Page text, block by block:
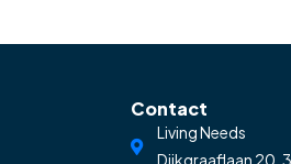
Contact
Living Needs
Dijkgraaflaan 20,